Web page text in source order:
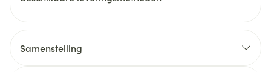
Samenstelling